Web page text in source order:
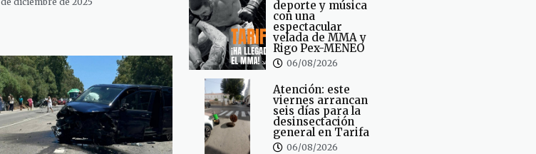
deporte y música
con una
espectacular
velada de MMA y
Rigo Pex-MENEO
06/08/2026
Atención: este
viernes arrancan
seis días para la
desinsectación
general en Tarifa
06/08/2026